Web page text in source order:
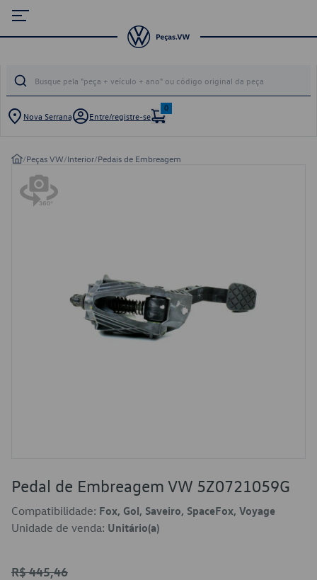
Nova Serrana Entre/registre-se
0
/Peças VW/Interior/Pedais de Embreagem
Pedal de Embreagem VW 5Z0721059G
Compatibilidade: Fox, Gol, Saveiro, SpaceFox, Voyage
Unidade de venda: Unitário(a)
R$ 445,46